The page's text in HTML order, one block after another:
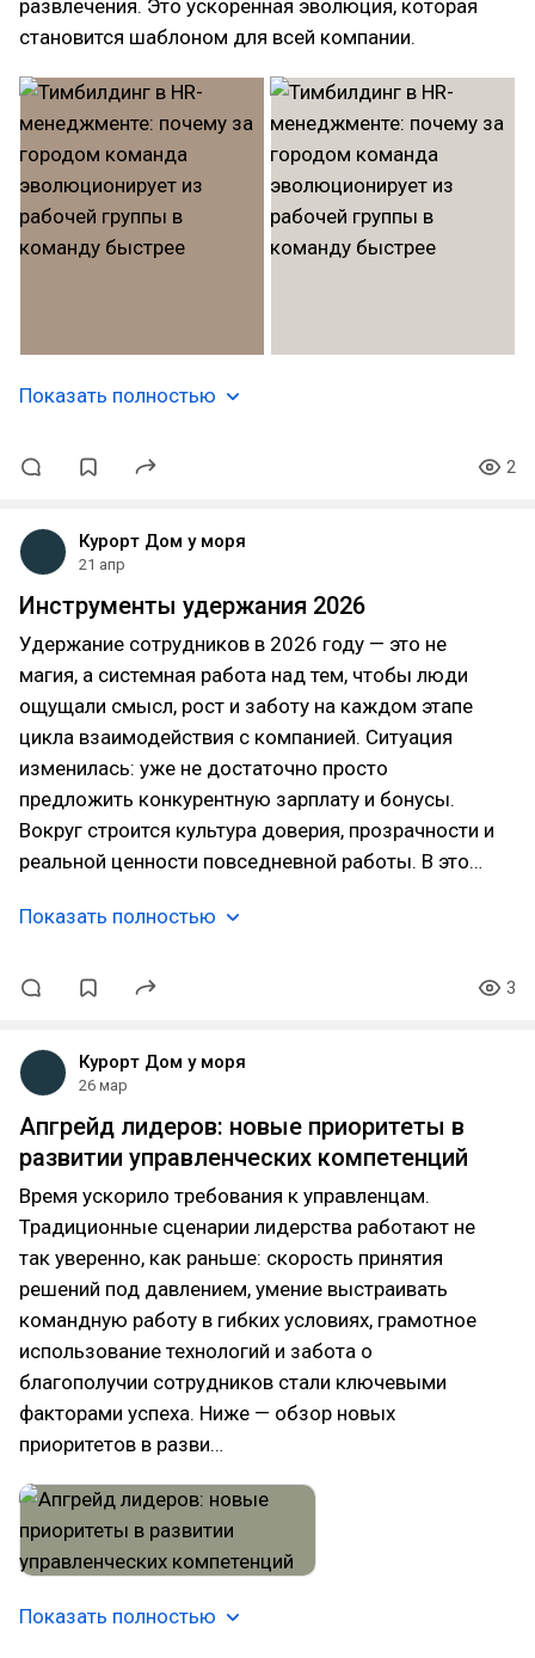
развлечения. Это ускоренная эволюция, которая
становится шаблоном для всей компании.
Показать полностью
2
Курорт Дом у моря
21 апр
Инструменты удержания 2026
Удержание сотрудников в 2026 году — это не
магия, а системная работа над тем, чтобы люди
ощущали смысл, рост и заботу на каждом этапе
цикла взаимодействия с компанией. Ситуация
изменилась: уже не достаточно просто
предложить конкурентную зарплату и бонусы.
Вокруг строится культура доверия, прозрачности и
реальной ценности повседневной работы. В это…
Показать полностью
3
Курорт Дом у моря
26 мар
Апгрейд лидеров: новые приоритеты в
развитии управленческих компетенций
Время ускорило требования к управленцам.
Традиционные сценарии лидерства работают не
так уверенно, как раньше: скорость принятия
решений под давлением, умение выстраивать
командную работу в гибких условиях, грамотное
использование технологий и забота о
благополучии сотрудников стали ключевыми
факторами успеха. Ниже — обзор новых
приоритетов в разви…
Показать полностью